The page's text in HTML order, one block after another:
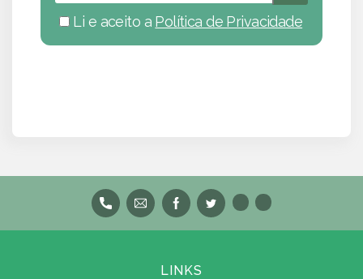
Li e aceito a Política de Privacidade
LINKS